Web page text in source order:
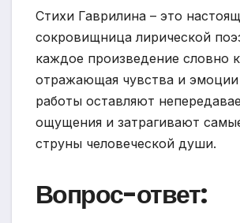
Стихи Гаврилина – это
сокровищница лирической
каждое произведение словно
отражающая чувства и эмоции
работы оставляют
ощущения и затрагивают
струны человеческой души.
Вопрос-ответ: